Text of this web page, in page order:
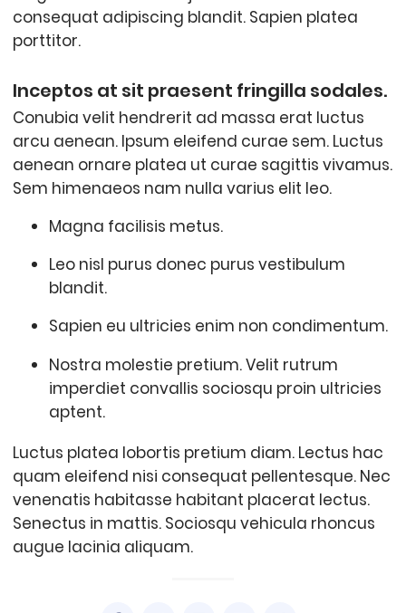
consequat adipiscing blandit. Sapien platea
porttitor.
Inceptos at sit praesent fringilla sodales.
Conubia velit hendrerit ad massa erat luctus
arcu aenean. Ipsum eleifend curae sem. Luctus
aenean ornare platea ut curae sagittis vivamus.
Sem himenaeos nam nulla varius elit leo.
Magna facilisis metus.
Leo nisl purus donec purus vestibulum
blandit.
Sapien eu ultricies enim non condimentum.
Nostra molestie pretium. Velit rutrum
imperdiet convallis sociosqu proin ultricies
aptent.
Luctus platea lobortis pretium diam. Lectus hac
quam eleifend nisi consequat pellentesque. Nec
venenatis habitasse habitant placerat lectus.
Senectus in mattis. Sociosqu vehicula rhoncus
augue lacinia aliquam.